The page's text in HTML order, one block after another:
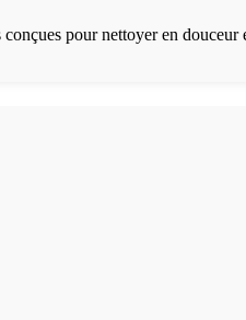
pour nettoyer en douceur